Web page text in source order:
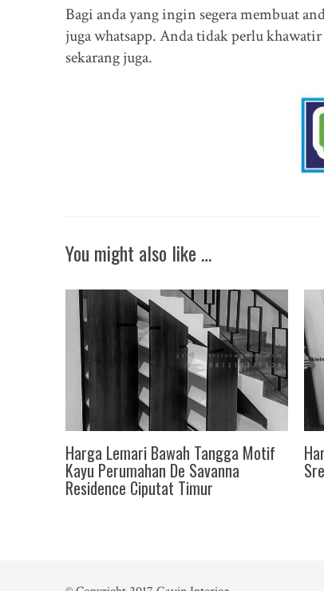
Bagi anda yang ingin segera membuat
juga whatsapp. Anda tidak perlu
sekarang juga.
You might also like …
Harga Lemari Bawah Tangga Motif
Kayu Perumahan De Savanna
Residence Ciputat Timur